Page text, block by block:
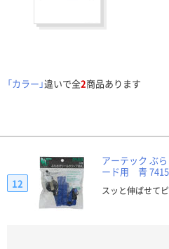
「カラー」違いで全2商品あります
アーテック ぶ
ード用 青
スッと伸ばせて
12